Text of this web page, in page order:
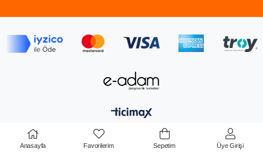
Anasayfa Favorilerim Sepetim Üye Girişi